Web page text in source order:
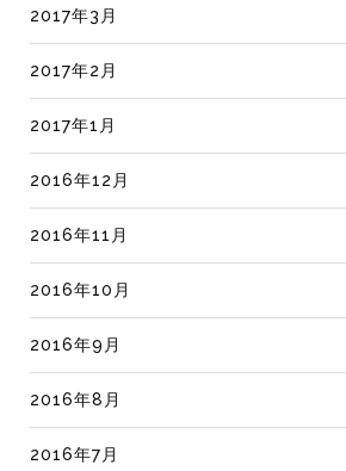
2017年3月
2017年2月
2017年1月
2016年12月
2016年11月
2016年10月
2016年9月
2016年8月
2016年7月